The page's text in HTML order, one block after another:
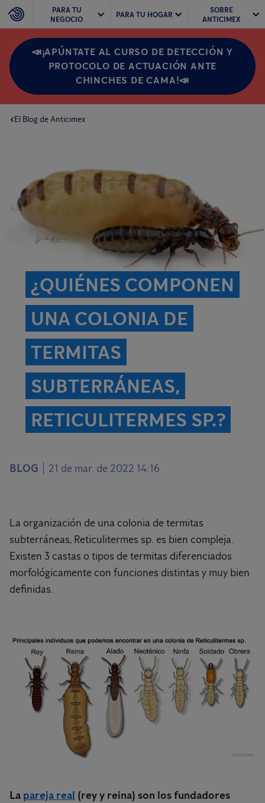
PARA TU
NEGOCIO
PARA TU HOGAR
SOBRE
ANTICIMEX
📣¡APÚNTATE AL CURSO DE DETECCIÓN Y
PROTOCOLO DE ACTUACIÓN ANTE
CHINCHES DE CAMA!📣
El Blog de Anticimex
¿QUIÉNES COMPONEN
UNA COLONIA DE
TERMITAS
SUBTERRÁNEAS,
RETICULITERMES SP.?
BLOG 21 de mar. de 2022 14:16
La organización de una colonia de termitas
subterráneas, Reticulitermes sp. es bien compleja.
Existen 3 castas o tipos de termitas diferenciados
morfológicamente con funciones distintas y muy bien
definidas.
La pareja real (rey y reina) son los fundadores